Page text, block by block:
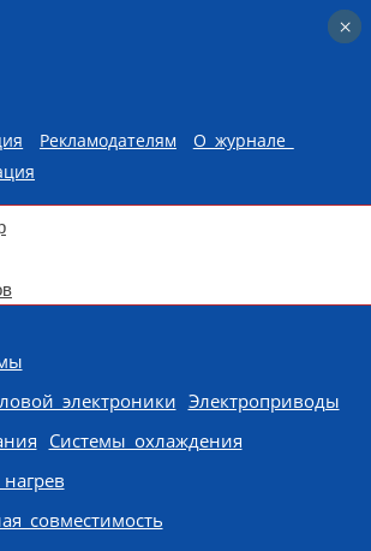
Рекламодателям
О журнале
электроники Электроприводы
Системы охлаждения
совместимость
×
×